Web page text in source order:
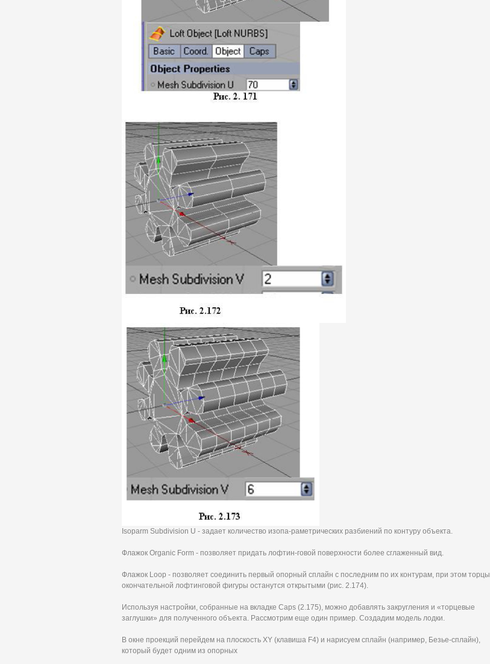
Isoparm Subdivision U - задает количество изопа-раметрических разбиений по контуру объекта.
Флажок Organic Form - позволяет придать лофтин-говой поверхности более сглаженный вид.
Флажок Loop - позволяет соединить первый опорный сплайн с последним по их контурам, при этом торцы
окончательной лофтинговой фигуры останутся открытыми (рис. 2.174).
Используя настройки, собранные на вкладке Caps (2.175), можно добавлять закругления и «торцевые
заглушки» для полученного объекта. Рассмотрим еще один пример. Создадим модель лодки.
В окне проекций перейдем на плоскость XY (клавиша F4) и нарисуем сплайн (например, Безье-сплайн),
который будет одним из опорных